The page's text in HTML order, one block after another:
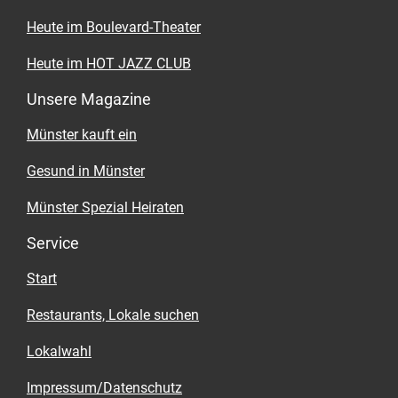
Heute im Boulevard-Theater
Heute im HOT JAZZ CLUB
Unsere Magazine
Münster kauft ein
Gesund in Münster
Münster Spezial Heiraten
Service
Start
Restaurants, Lokale suchen
Lokalwahl
Impressum/Datenschutz